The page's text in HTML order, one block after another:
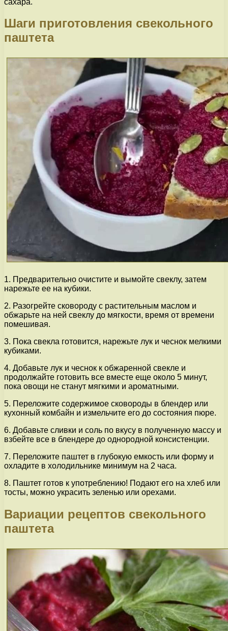
Шаги приготовления свекольного
паштета
1. Предварительно очистите и вымойте свеклу, затем
нарежьте ее на кубики.
2. Разогрейте сковороду с растительным маслом и
обжарьте на ней свеклу до мягкости, время от времени
помешивая.
3. Пока свекла готовится, нарежьте лук и чеснок мелкими
кубиками.
4. Добавьте лук и чеснок к обжаренной свекле и
продолжайте готовить все вместе еще около 5 минут,
пока овощи не станут мягкими и ароматными.
5. Переложите содержимое сковороды в блендер или
кухонный комбайн и измельчите его до состояния пюре.
6. Добавьте сливки и соль по вкусу в полученную массу и
взбейте все в блендере до однородной консистенции.
7. Переложите паштет в глубокую емкость или форму и
охладите в холодильнике минимум на 2 часа.
8. Паштет готов к употреблению! Подают его на хлеб или
тосты, можно украсить зеленью или орехами.
Вариации рецептов свекольного
паштета